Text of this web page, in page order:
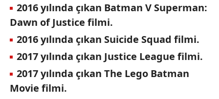
2016 yılında çıkan Batman V Superman:
Dawn of Justice filmi.
2016 yılında çıkan Suicide Squad filmi.
2017 yılında çıkan Justice League filmi.
2017 yılında çıkan The Lego Batman
Movie filmi.